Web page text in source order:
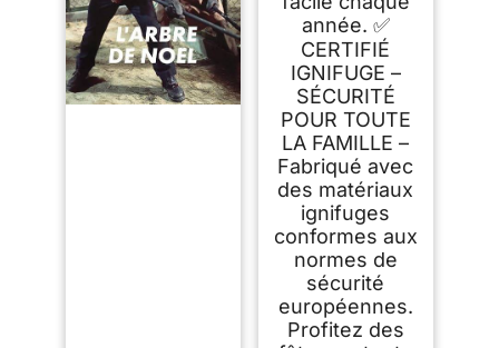
année. ✅
CERTIFIÉ
IGNIFUGE –
SÉCURITÉ
POUR TOUTE
LA FAMILLE –
Fabriqué avec
des matériaux
ignifuges
conformes aux
normes de
sécurité
européennes.
Profitez des